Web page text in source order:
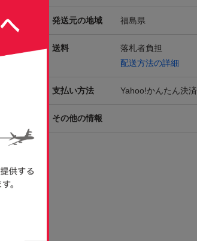
L 新品【Ciaopanic Typy
チャオパニック ティピー
CIAOPANIC TYPY【ユニ
スタンドショートジャケ
6,500円
発送元の地域 福島県
送料
落札者負担
配送方法の詳細
支払い方法 Yahoo!かんたん決済
その他の情報